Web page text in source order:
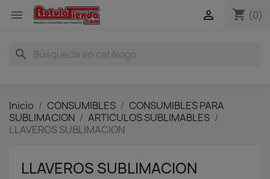
 shopping_cart (0)

search
Inicio CONSUMIBLES
CONSUMIBLES PARA
SUBLIMACION
ARTICULOS SUBLIMABLES
LLAVEROS SUBLIMACION
LLAVEROS SUBLIMACION